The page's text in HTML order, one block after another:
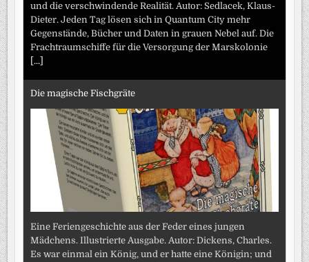
und die verschwindende Realität. Autor: Sedlacek, Klaus-
Dieter. Jeden Tag lösen sich in Quantum City mehr
Gegenstände, Bücher und Daten in grauen Nebel auf. Die
Frachtraumschiffe für die Versorgung der Marskolonie
[...]
Die magische Fischgräte
Eine Feriengeschichte aus der Feder eines jungen
Mädchens. Illustrierte Ausgabe. Autor: Dickens, Charles.
Es war einmal ein König, und er hatte eine Königin; und